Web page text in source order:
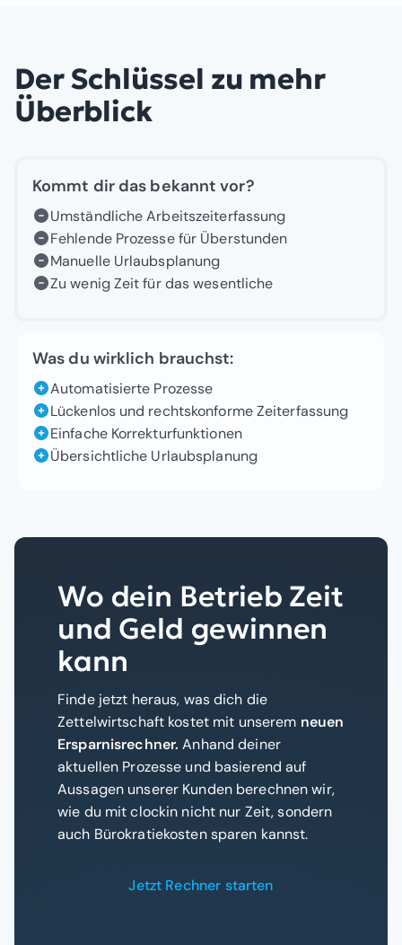
Der Schlüssel zu mehr
Überblick
Kommt dir das bekannt vor?
Umständliche Arbeitszeiterfassung
Fehlende Prozesse für Überstunden
Manuelle Urlaubsplanung
Zu wenig Zeit für das wesentliche
Was du wirklich brauchst:
Automatisierte Prozesse
Lückenlos und rechtskonforme Zeiterfassung
Einfache Korrekturfunktionen
Übersichtliche Urlaubsplanung
Wo dein Betrieb Zeit
und Geld gewinnen
kann
Finde jetzt heraus, was dich die
Zettelwirtschaft kostet mit unserem neuen
Ersparnisrechner. Anhand deiner
aktuellen Prozesse und basierend auf
Aussagen unserer Kunden berechnen wir,
wie du mit clockin nicht nur Zeit, sondern
auch Bürokratiekosten sparen kannst.
Jetzt Rechner starten